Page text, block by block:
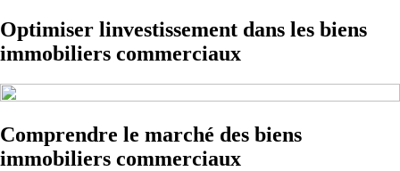
Optimiser linvestissement dans les biens
immobiliers commerciaux
Comprendre le marché des biens
immobiliers commerciaux